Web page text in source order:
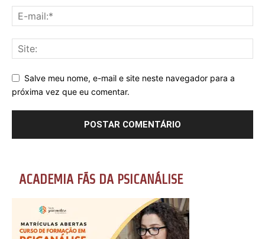
Salve meu nome, e-mail e site neste navegador para a
próxima vez que eu comentar.
ACADEMIA FÃS DA PSICANÁLISE